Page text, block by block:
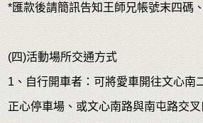
*匯款後請簡訊告知王師兄帳號末四碼
(四)活動場所交通方式
1、自行開車者：可將愛車開往文心南
正心停車場、或文心南路與南屯路交